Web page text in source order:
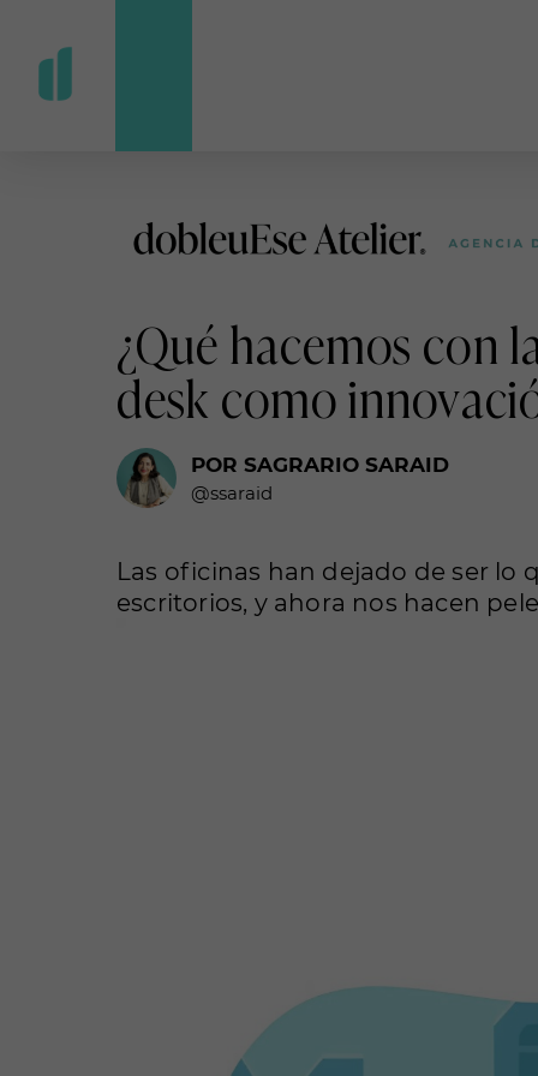
¿Qué hacemos con
desk como
POR SAGRARIO SARAID
@ssaraid
Las oficinas han dejado de ser lo
escritorios, y ahora nos hacen